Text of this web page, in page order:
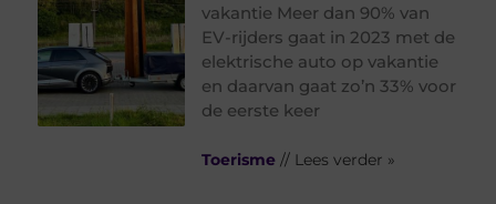
vakantie Meer dan 90% van
EV-rijders gaat in 2023 met de
elektrische auto op vakantie
en daarvan gaat zo’n 33% voor
de eerste keer
Toerisme // Lees verder »